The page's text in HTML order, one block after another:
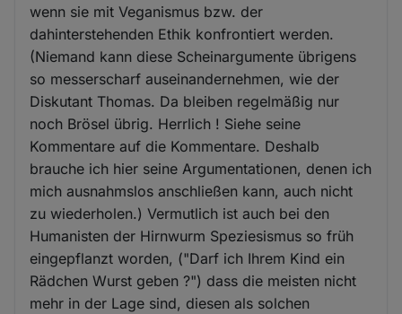
wenn sie mit Veganismus bzw. der
dahinterstehenden Ethik konfrontiert werden.
(Niemand kann diese Scheinargumente übrigens
so messerscharf auseinandernehmen, wie der
Diskutant Thomas. Da bleiben regelmäßig nur
noch Brösel übrig. Herrlich ! Siehe seine
Kommentare auf die Kommentare. Deshalb
brauche ich hier seine Argumentationen, denen ich
mich ausnahmslos anschließen kann, auch nicht
zu wiederholen.) Vermutlich ist auch bei den
Humanisten der Hirnwurm Speziesismus so früh
eingepflanzt worden, ("Darf ich Ihrem Kind ein
Rädchen Wurst geben ?") dass die meisten nicht
mehr in der Lage sind, diesen als solchen